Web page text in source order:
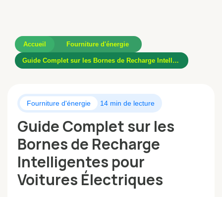
Accueil Fourniture d'énergie
Guide Complet sur les Bornes de Recharge Intelligentes pour Voitures Électriques
Fourniture d'énergie 14 min de lecture
Guide Complet sur les
Bornes de Recharge
Intelligentes pour
Voitures Électriques